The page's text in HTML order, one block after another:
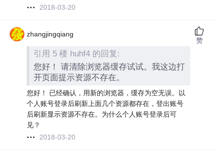
2018-03-20
zhangjingqiang
引用 5 楼 huhf4 的回复:
您好！ 请清除浏览器缓存试试。我这边打
开页面提示资源不存在。
您好！ 已经确认，用新的浏览器，缓存为空无误。以
个人账号登录后刷新上面几个资源都存在，登出账号
后刷新显示资源不存在。为什么个人账号登录后可
见？
2018-03-20
赞